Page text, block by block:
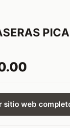
sitio web